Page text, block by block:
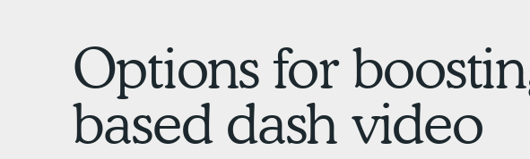
Options for
based dash video